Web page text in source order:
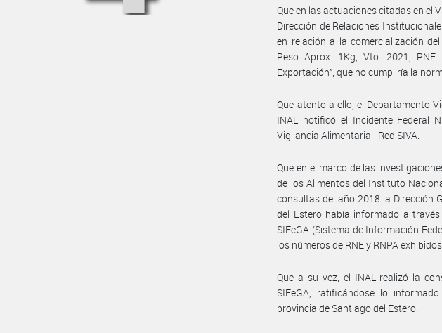
Que en las actuaciones citadas en el
Dirección de Relaciones
en relación a la comercialización
Peso Aprox. 1Kg, Vto. 2021,
Exportación”, que no cumpliría la
Que atento a ello, el Departamento
INAL notificó el Incidente Federal
Vigilancia Alimentaria - Red SIVA.
Que en el marco de las
de los Alimentos del Instituto
consultas del año 2018 la Dirección
del Estero había informado a
SIFeGA (Sistema de Información
los números de RNE y RNPA
Que a su vez, el INAL realizó la
SIFeGA, ratificándose lo
provincia de Santiago del Estero.